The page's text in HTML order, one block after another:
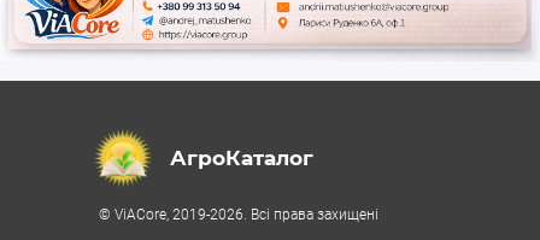
АгроКаталог
© ViACore, 2019-2026. Всі права захищені